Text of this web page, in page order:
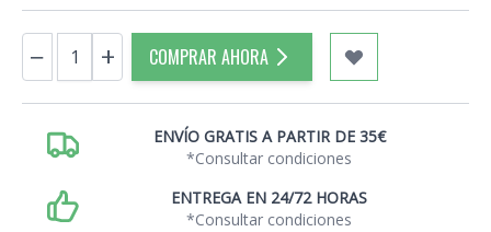
Cantidad
− + COMPRAR AHORA
ENVÍO GRATIS A PARTIR DE 35€
*Consultar condiciones
ENTREGA EN 24/72 HORAS
*Consultar condiciones